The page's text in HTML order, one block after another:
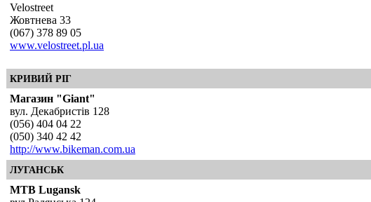
Velostreet
Жовтнева 33
(067) 378 89 05
www.velostreet.pl.ua
КРИВИЙ РІГ
Магазин "Giant"
вул. Декабристів 128
(056) 404 04 22
(050) 340 42 42
http://www.bikeman.com.ua
ЛУГАНСЬК
MTB Lugansk